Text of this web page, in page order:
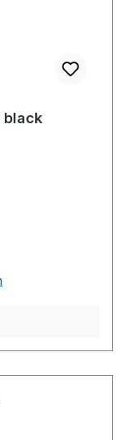
black